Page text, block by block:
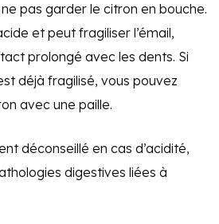
pas garder le citron en bouche.
et peut fragiliser l’émail,
prolongé avec les dents. Si
déjà fragilisé, vous pouvez
avec une paille.
déconseillé en cas d’acidité,
digestives liées à